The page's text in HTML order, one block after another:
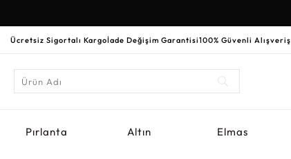
Ücretsiz Sigortalı Kargoİade Değişim Garantisi100% Güvenli Alışveriş
Pırlanta Altın Elmas